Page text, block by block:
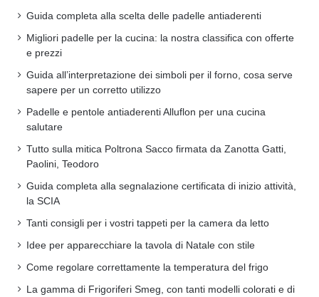
Guida completa alla scelta delle padelle antiaderenti
Migliori padelle per la cucina: la nostra classifica con offerte
e prezzi
Guida all’interpretazione dei simboli per il forno, cosa serve
sapere per un corretto utilizzo
Padelle e pentole antiaderenti Alluflon per una cucina
salutare
Tutto sulla mitica Poltrona Sacco firmata da Zanotta Gatti,
Paolini, Teodoro
Guida completa alla segnalazione certificata di inizio attività,
la SCIA
Tanti consigli per i vostri tappeti per la camera da letto
Idee per apparecchiare la tavola di Natale con stile
Come regolare correttamente la temperatura del frigo
La gamma di Frigoriferi Smeg, con tanti modelli colorati e di